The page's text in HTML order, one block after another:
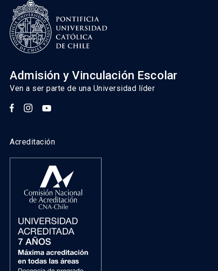
Admisión y Vinculación Escolar
Ven a ser parte de una Universidad líder
Acreditación